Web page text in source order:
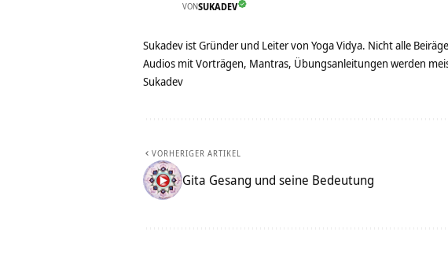
VONSUKADEV
Sukadev ist Gründer und Leiter von Yoga Vidya. Nicht alle
Audios mit Vorträgen, Mantras, Übungsanleitungen werden
Sukadev
VORHERIGER ARTIKEL
Gita Gesang und seine Bedeutung